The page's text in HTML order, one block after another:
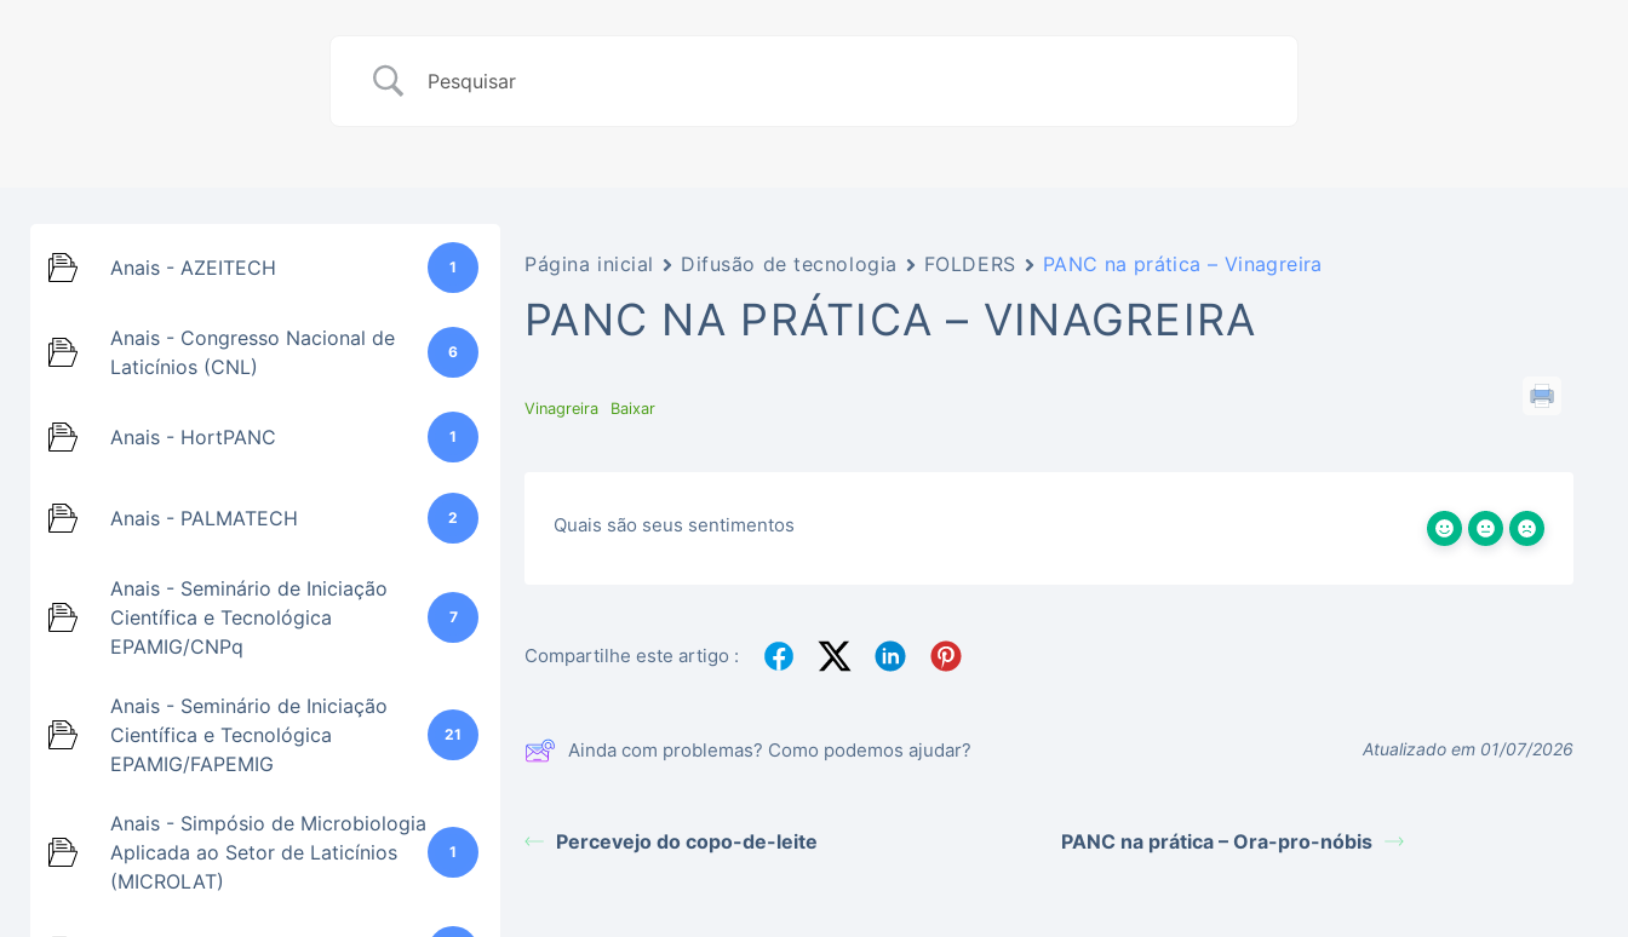
Anais - AZEITECH 1
Anais - Congresso Nacional de
Laticínios (CNL)
6
Anais - HortPANC 1
Anais - PALMATECH 2
Anais - Seminário de Iniciação
Científica e Tecnológica
EPAMIG/CNPq
7
Anais - Seminário de Iniciação
Científica e Tecnológica
EPAMIG/FAPEMIG
21
Anais - Simpósio de Microbiologia
Aplicada ao Setor de Laticínios
(MICROLAT)
1
Página inicial Difusão de tecnologia FOLDERS PANC na prática – Vinagreira
PANC NA PRÁTICA – VINAGREIRA
Vinagreira Baixar
Quais são seus sentimentos
Compartilhe este artigo :
Ainda com problemas? Como podemos ajudar? Atualizado em 01/07/2026
Percevejo do copo-de-leite PANC na prática – Ora-pro-nóbis